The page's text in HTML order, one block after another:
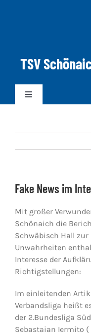
TSV
Toggle
DWZ-ELO
Spielabend
Jugendschach
Fake News im
Mit großer
Schönaich die
Schwäbisch Hall
Unwahrheiten
Interesse der
Richtigstellungen:
Im einleitenden
Verbandsliga heißt
der 2.Bundesliga
Sebastaian Iermito